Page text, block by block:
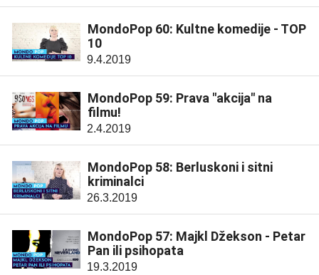
MondoPop 60: Kultne komedije - TOP
10
9.4.2019
MondoPop 59: Prava "akcija" na
filmu!
2.4.2019
MondoPop 58: Berluskoni i sitni
kriminalci
26.3.2019
MondoPop 57: Majkl Džekson - Petar
Pan ili psihopata
19.3.2019